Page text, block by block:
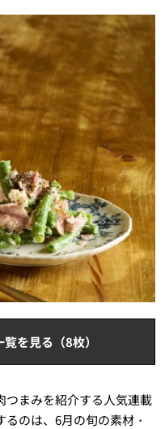
を見る（8枚）
つまみを紹介する人気連載
るのは、6月の旬の素材・